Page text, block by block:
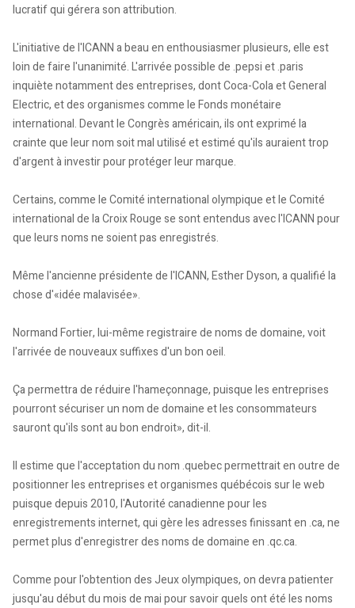
lucratif qui gérera son attribution.
L'initiative de l'ICANN a beau en enthousiasmer plusieurs, elle est
loin de faire l'unanimité. L'arrivée possible de .pepsi et .paris
inquiète notamment des entreprises, dont Coca-Cola et General
Electric, et des organismes comme le Fonds monétaire
international. Devant le Congrès américain, ils ont exprimé la
crainte que leur nom soit mal utilisé et estimé qu'ils auraient trop
d'argent à investir pour protéger leur marque.
Certains, comme le Comité international olympique et le Comité
international de la Croix Rouge se sont entendus avec l'ICANN pour
que leurs noms ne soient pas enregistrés.
Même l'ancienne présidente de l'ICANN, Esther Dyson, a qualifié la
chose d'«idée malavisée».
Normand Fortier, lui-même registraire de noms de domaine, voit
l'arrivée de nouveaux suffixes d'un bon oeil.
Ça permettra de réduire l'hameçonnage, puisque les entreprises
pourront sécuriser un nom de domaine et les consommateurs
sauront qu'ils sont au bon endroit», dit-il.
Il estime que l'acceptation du nom .quebec permettrait en outre de
positionner les entreprises et organismes québécois sur le web
puisque depuis 2010, l'Autorité canadienne pour les
enregistrements internet, qui gère les adresses finissant en .ca, ne
permet plus d'enregistrer des noms de domaine en .qc.ca.
Comme pour l'obtention des Jeux olympiques, on devra patienter
jusqu'au début du mois de mai pour savoir quels ont été les noms